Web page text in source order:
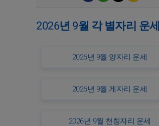
2026년 9월 각 별자리 운
2026년 9월 양자리 운세
2026년 9월 게자리 운세
2026년 9월 천칭자리 운세